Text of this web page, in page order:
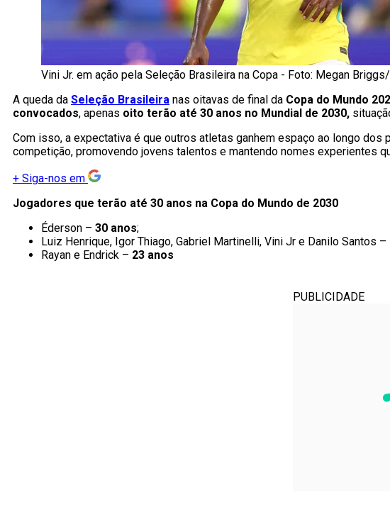
Vini Jr. em ação pela Seleção Brasileira na Copa - Foto: Megan
A queda da Seleção Brasileira nas oitavas de final da Copa do Mundo
convocados, apenas oito terão até 30 anos no Mundial de 2030,
Com isso, a expectativa é que outros atletas ganhem espaço ao longo dos
competição, promovendo jovens talentos e mantendo nomes experientes
+ Siga-nos em
Jogadores que terão até 30 anos na Copa do Mundo de 2030
Éderson – 30 anos;
Luiz Henrique, Igor Thiago, Gabriel Martinelli, Vini Jr e Danilo Santos –
Rayan e Endrick – 23 anos
PUBLICIDADE